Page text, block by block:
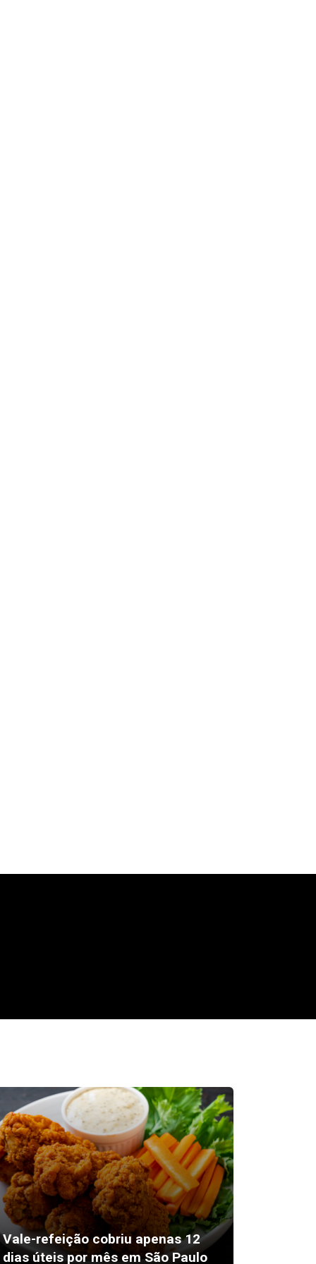
Vale-refeição cobriu apenas 12
dias úteis por mês em São Paulo